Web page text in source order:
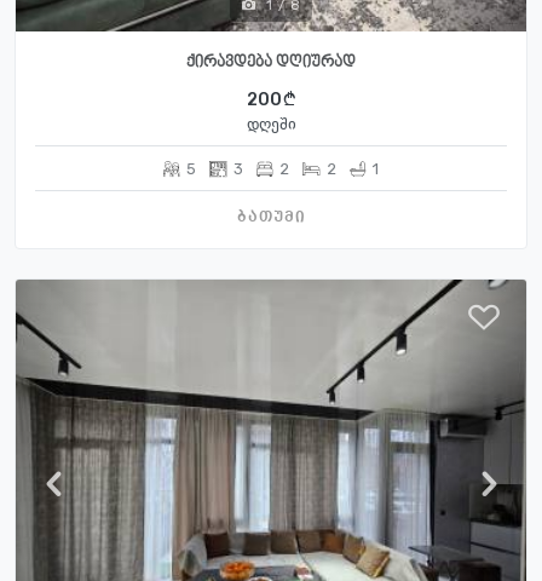
1 / 8
ქირავდება დღიურად
200
დღეში
5 3 2 2 1
ბათუმი